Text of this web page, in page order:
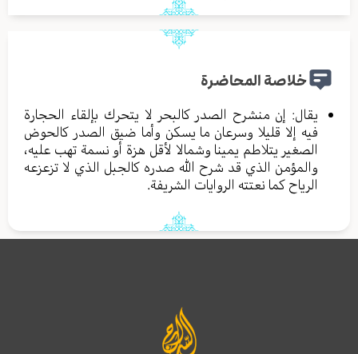
خلاصة المحاضرة
يقال: إن منشرح الصدر كالبحر لا يتحرك بإلقاء الحجارة
فيه إلا قليلا وسرعان ما يسكن وأما ضيق الصدر كالحوض
الصغير يتلاطم يمينا وشمالا لأقل هزة أو نسمة تهب عليه،
والمؤمن الذي قد شرح الله صدره كالجبل الذي لا تزعزعه
الرياح كما نعتته الروايات الشريفة.